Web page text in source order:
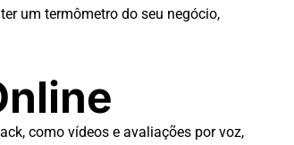
um termômetro do seu negócio,
como vídeos e avaliações por voz,